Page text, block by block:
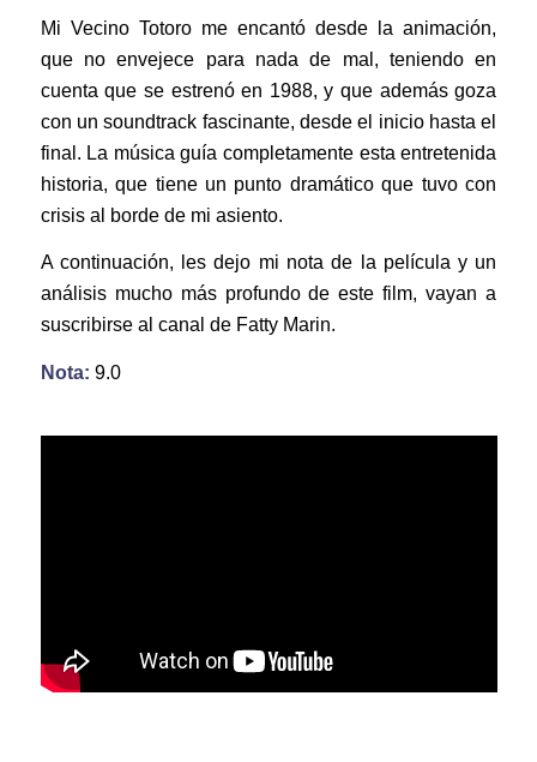
Mi Vecino Totoro me encantó desde la animación,
que no envejece para nada de mal, teniendo en
cuenta que se estrenó en 1988, y que además goza
con un soundtrack fascinante, desde el inicio hasta el
final. La música guía completamente esta entretenida
historia, que tiene un punto dramático que tuvo con
crisis al borde de mi asiento.
A continuación, les dejo mi nota de la película y un
análisis mucho más profundo de este film, vayan a
suscribirse al canal de Fatty Marin.
Nota: 9.0